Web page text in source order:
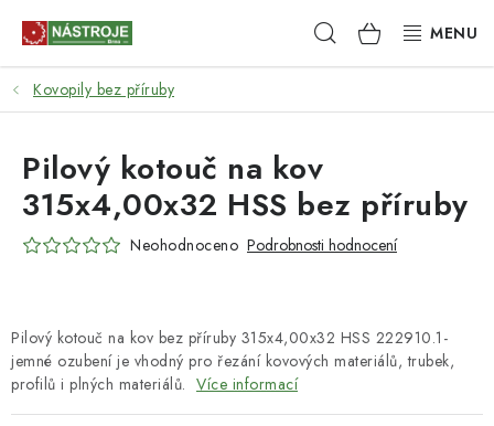
Hledat NÁKUPNÍ
KOŠÍK
NÁSTROJE
AKCE
BRUSIVO
RUČNÍ NÁŘADÍ, PŘÍPRAVKY
Kovopily bez příruby
Pilový kotouč na kov bez příruby 315x4,00x32 HSS 222910.1-
jemné ozubení je vhodný pro řezání kovových materiálů, trubek,
profilů i plných materiálů. Více informací
Pilový kotouč na kov
315x4,00x32 HSS bez příruby
Neohodnoceno Podrobnosti hodnocení